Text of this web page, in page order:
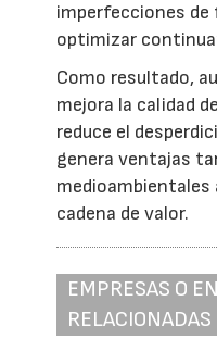
imperfecciones
optimizar
Como resultado,
mejora la calidad
reduce el
genera ventajas
medioambientales
cadena de valor.
EMPRESAS O
RELACIONADAS